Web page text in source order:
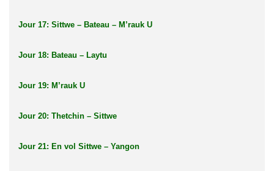
Jour 17: Sittwe – Bateau – M’rauk U
Jour 18: Bateau – Laytu
Jour 19: M’rauk U
Jour 20: Thetchin – Sittwe
Jour 21: En vol Sittwe – Yangon